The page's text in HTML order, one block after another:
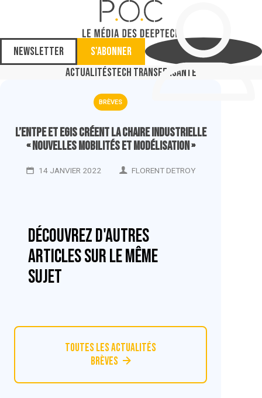
Newsletter
S'abonner
ActualitésTech TransferSanté
BRÈVES
L’Entpe et Egis créent la chaire industrielle
« Nouvelles mobilités et modélisation »
14 JANVIER 2022 FLORENT DETROY
Découvrez d'autres
articles sur le même
sujet
Toutes les actualités
Brèves